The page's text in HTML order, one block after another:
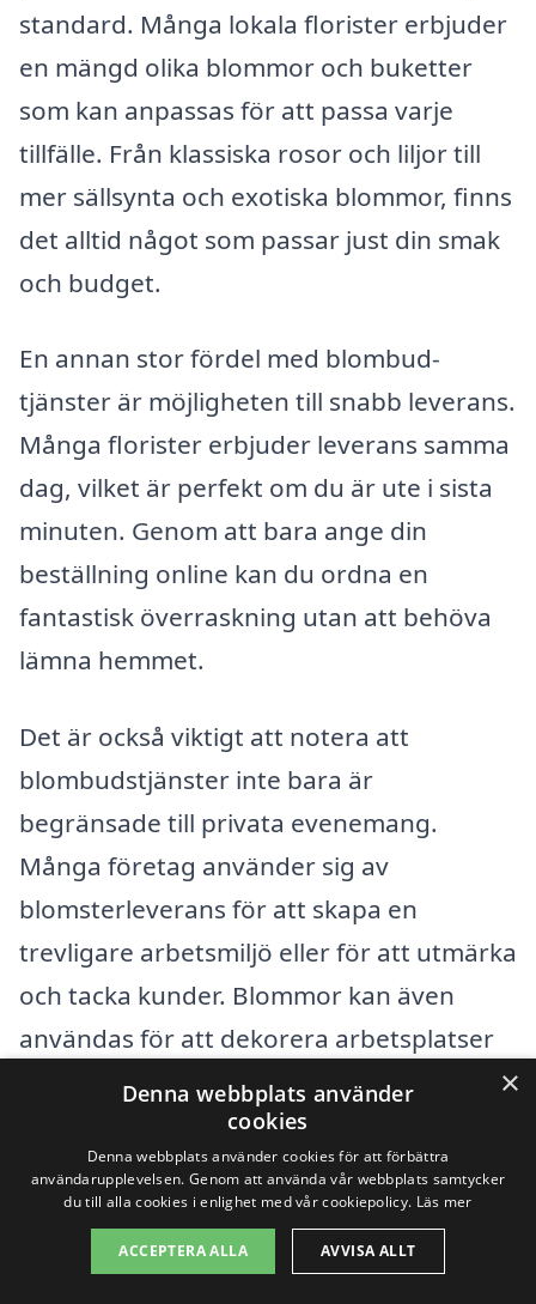
standard. Många lokala florister erbjuder
en mängd olika blommor och buketter
som kan anpassas för att passa varje
tillfälle. Från klassiska rosor och liljor till
mer sällsynta och exotiska blommor, finns
det alltid något som passar just din smak
och budget.
En annan stor fördel med blombud-
tjänster är möjligheten till snabb leverans.
Många florister erbjuder leverans samma
dag, vilket är perfekt om du är ute i sista
minuten. Genom att bara ange din
beställning online kan du ordna en
fantastisk överraskning utan att behöva
lämna hemmet.
Det är också viktigt att notera att
blombudstjänster inte bara är
begränsade till privata evenemang.
Många företag använder sig av
blomsterleverans för att skapa en
trevligare arbetsmiljö eller för att utmärka
och tacka kunder. Blommor kan även
användas för att dekorera arbetsplatser
och konferensrum, vilket kan öka trivseln
och produktiviteten.
På blombud-samma-dag.se kan du enkelt
jämföra olika blomsterleverantörer i Valje.
×
Denna webbplats använder
cookies
Denna webbplats använder cookies för att förbättra
användarupplevelsen. Genom att använda vår webbplats samtycker
du till alla cookies i enlighet med vår cookiepolicy. Läs mer
ACCEPTERA ALLA AVVISA ALLT